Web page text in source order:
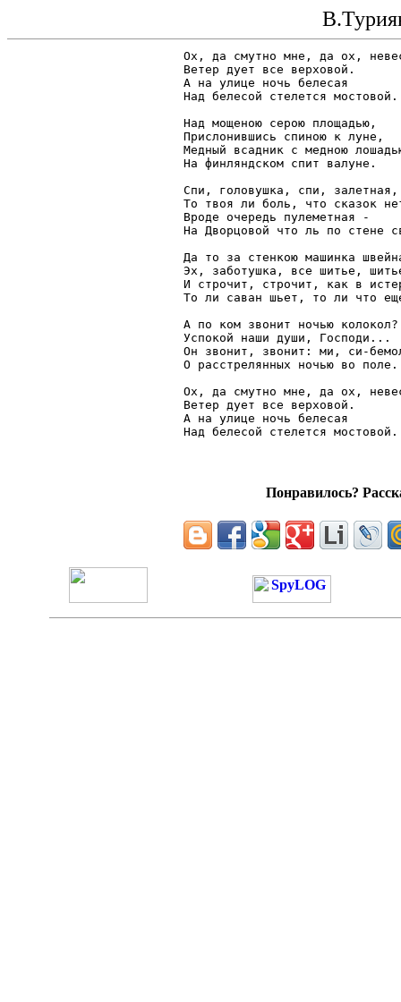
Ох, да смутно мне, да ох,
Ветер дует все верховой.
А на улице ночь белесая
Над белесой стелется мостовой.
Над мощеною серою площадью,
Прислонившись спиною к луне,
Медный всадник с медною
На финляндском спит валуне.
Спи, головушка, спи, залетная,
То твоя ли боль, что сказок
Вроде очередь пулеметная -
На Дворцовой что ль по стене
Да то за стенкою машинка
Эх, заботушка, все шитье,
И строчит, строчит, как в
То ли саван шьет, то ли что
А по ком звонит ночью колокол?
Успокой наши души, Господи...
Он звонит, звонит: ми, си-
О расстрелянных ночью во поле.
Ох, да смутно мне, да ох,
Ветер дует все верховой.
А на улице ночь белесая
Понравилось?